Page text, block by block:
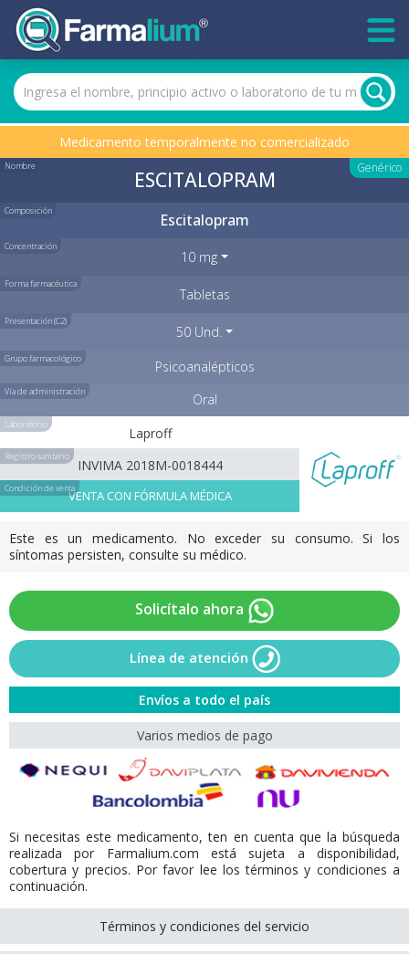
Medicamento temporalmente no comercializado
Nombre Genérico
ESCITALOPRAM
Composición Escitalopram
Concentración
10 mg
Forma farmacéutica
Tabletas
Presentación (C2)
50 Und.
Grupo farmacológico Psicoanalépticos
Vía de administración Oral
Laboratorio
Laproff
Registro sanitario
INVIMA 2018M-0018444
Condición de ventaVENTA CON FÓRMULA MÉDICA
Este es un medicamento. No exceder su consumo. Si los
síntomas persisten, consulte su médico.
Solicítalo ahora
Línea de atención
Envíos a todo el país
Varios medios de pago
Si necesitas este medicamento, ten en cuenta que la búsqueda
realizada por Farmalium.com está sujeta a disponibilidad,
cobertura y precios. Por favor lee los términos y condiciones a
continuación.
Términos y condiciones del servicio